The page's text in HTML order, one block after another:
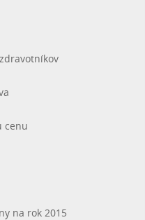
cenu
na rok 2015